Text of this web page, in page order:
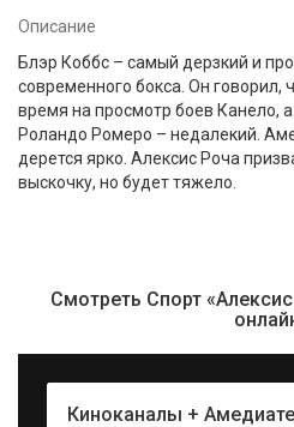
Описание
Блэр Коббс – самый дерзкий и
современного бокса. Он говорил,
время на просмотр боев Канело,
Роландо Ромеро – недалекий.
дерется ярко. Алексис Роча
выскочку, но будет тяжело.
Смотреть Спорт
Киноканалы +